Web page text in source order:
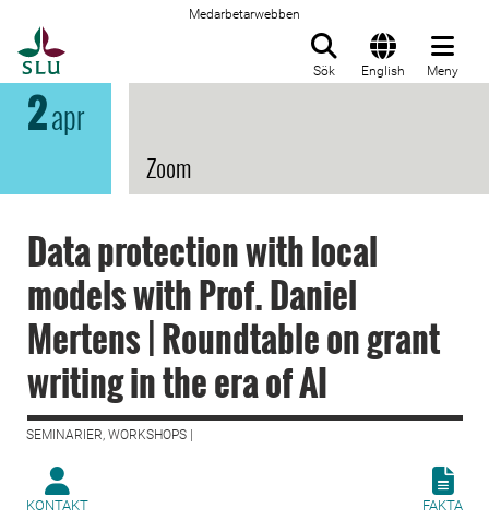
Medarbetarwebben
Sök English Meny
2apr
Zoom
Data protection with local
models with Prof. Daniel
Mertens | Roundtable on grant
writing in the era of AI
SEMINARIER, WORKSHOPS |
KONTAKT FAKTA